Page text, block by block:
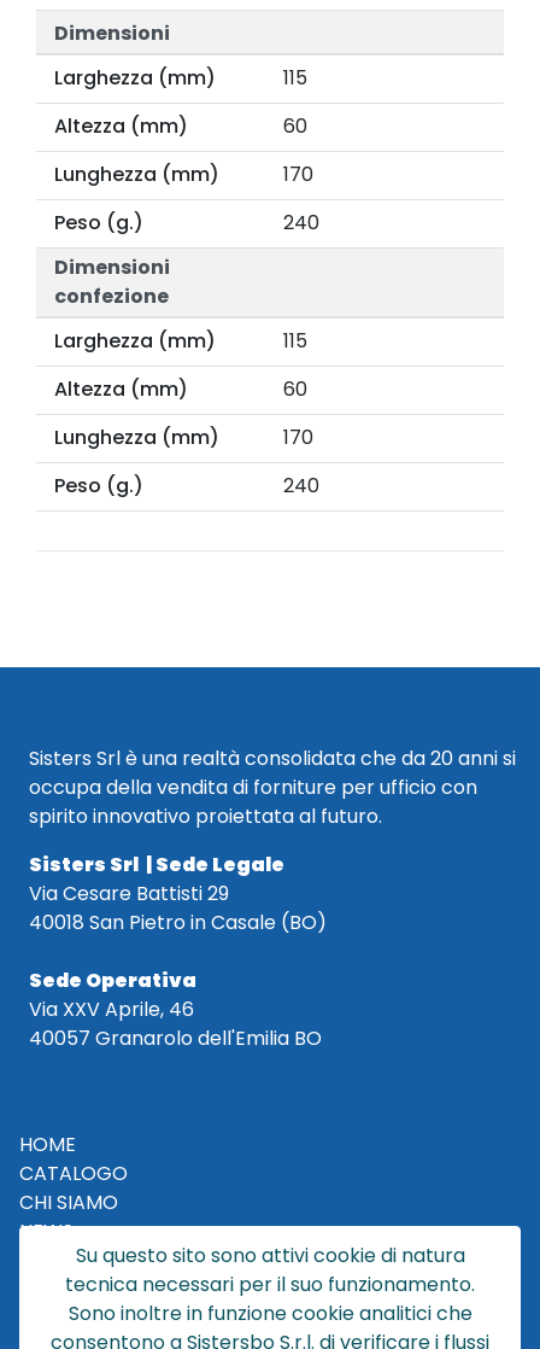
Dimensioni
Larghezza (mm)
115
Altezza (mm)
60
Lunghezza (mm)
170
Peso (g.)
240
Dimensioni
confezione
Larghezza (mm)
115
Altezza (mm)
60
Lunghezza (mm)
170
Peso (g.)
240
Sisters Srl è una realtà consolidata che da 20 anni si
occupa della vendita di forniture per ufficio con
spirito innovativo proiettata al futuro.
Sisters Srl | Sede Legale
Via Cesare Battisti 29
40018 San Pietro in Casale (BO)
Sede Operativa
Via XXV Aprile, 46
40057 Granarolo dell'Emilia BO
HOME
CATALOGO
CHI SIAMO
NEWS
CONTATTACI
CONDIZIONI DI VENDITA
Su questo sito sono attivi cookie di natura
tecnica necessari per il suo funzionamento.
Sono inoltre in funzione cookie analitici che
consentono a Sistersbo S.r.l. di verificare i flussi